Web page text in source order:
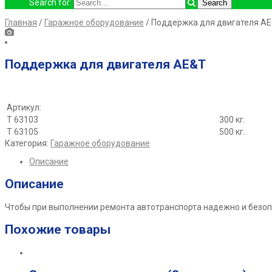
Search for:
Главная / Гаражное оборудование / Поддержка для двигателя
Поддержка для двигателя AE&T
Артикул:
Т 63103
300 кг.
Т 63105
500 кг.
Категория: Гаражное оборудование
Описание
Описание
Чтобы при выполнении ремонта автотранспорта надежно и
Похожие товары